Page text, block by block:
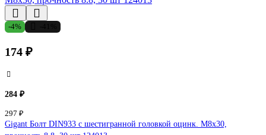
-4%
174 ₽
284 ₽
297 ₽
Gigant Болт DIN933 с шестигранной головкой оцинк. М8x30,